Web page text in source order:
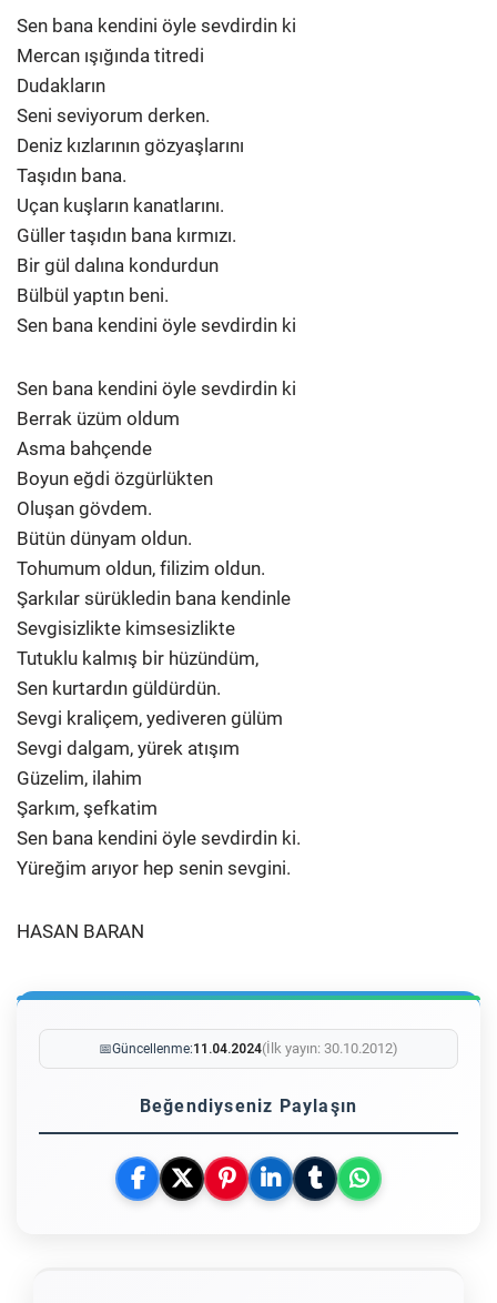
Sen bana kendini öyle sevdirdin ki
Mercan ışığında titredi
Dudakların
Seni seviyorum derken.
Deniz kızlarının gözyaşlarını
Taşıdın bana.
Uçan kuşların kanatlarını.
Güller taşıdın bana kırmızı.
Bir gül dalına kondurdun
Bülbül yaptın beni.
Sen bana kendini öyle sevdirdin ki
Sen bana kendini öyle sevdirdin ki
Berrak üzüm oldum
Asma bahçende
Boyun eğdi özgürlükten
Oluşan gövdem.
Bütün dünyam oldun.
Tohumum oldun, filizim oldun.
Şarkılar sürükledin bana kendinle
Sevgisizlikte kimsesizlikte
Tutuklu kalmış bir hüzündüm,
Sen kurtardın güldürdün.
Sevgi kraliçem, yediveren gülüm
Sevgi dalgam, yürek atışım
Güzelim, ilahim
Şarkım, şefkatim
Sen bana kendini öyle sevdirdin ki.
Yüreğim arıyor hep senin sevgini.
HASAN BARAN
📅Güncellenme:11.04.2024(İlk yayın: 30.10.2012)
Beğendiyseniz Paylaşın